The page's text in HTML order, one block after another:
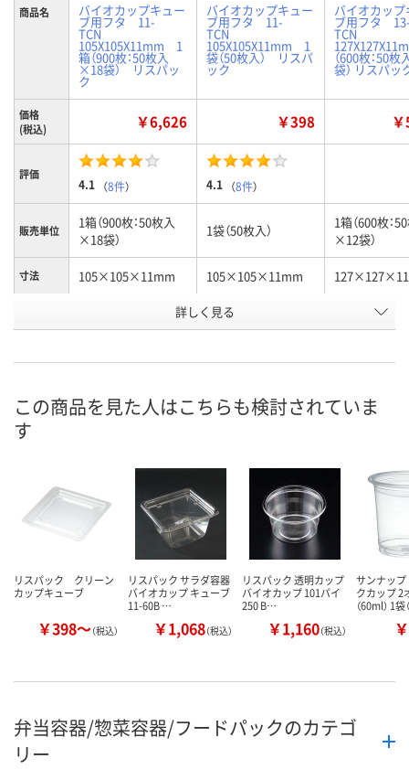
商品名 バイオカップキュー
ブ用フタ 11-
TCN
105X105X11mm 1
箱（900枚：50枚入
×18袋） リスパッ
ク
バイオカップキュー
ブ用フタ 11-
TCN
105X105X11mm 1
袋（50枚入） リスパ
ック
バイオカッ
ブ用フタ
TCN
（600枚：50
袋） リスパッ
価格
(税込)
￥6,626 ￥398
評価
4.1 （8件） 4.1 （8件）
販売単位
1箱（900枚：50枚入
×18袋）
1袋（50枚入）
1箱（600枚：
×12袋）
寸法 105×105×11mm 105×105×11mm
J312702 J360903
お届け日 8月8日（土） 8月8日（土）
ついてご連絡
カゴへ カゴへ
詳しく見る
この商品を見た人はこちらも検討されていま
す
リスパック クリーン
カップキューブ
￥398～（税込）
リスパック サラダ容器
バイオカップ キューブ
11-60B …
￥1,068（税込）
リスパック 透明カップ
バイオカップ 101パイ
250 B…
￥1,160（税込）
サンナッ
クカップ 2
（60ml） 1
弁当容器/惣菜容器/フードパックのカテゴ
リー